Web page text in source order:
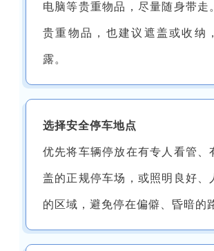
电脑等贵重物品，尽量随身带走
贵重物品，也建议遮盖或收纳
露。
选择安全停车地点
优先将车辆停放在有专人看管、
盖的正规停车场，或照明良好、
的区域，避免停在偏僻、昏暗的